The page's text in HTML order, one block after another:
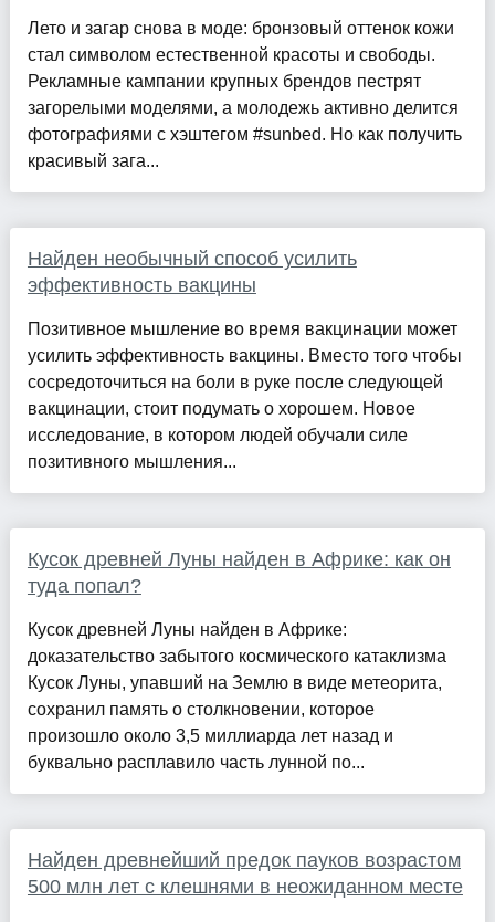
Лето и загар снова в моде: бронзовый оттенок кожи
стал символом естественной красоты и свободы.
Рекламные кампании крупных брендов пестрят
загорелыми моделями, а молодежь активно делится
фотографиями с хэштегом #sunbed. Но как получить
красивый зага...
Найден необычный способ усилить
эффективность вакцины
Позитивное мышление во время вакцинации может
усилить эффективность вакцины. Вместо того чтобы
сосредоточиться на боли в руке после следующей
вакцинации, стоит подумать о хорошем. Новое
исследование, в котором людей обучали силе
позитивного мышления...
Кусок древней Луны найден в Африке: как он
туда попал?
Кусок древней Луны найден в Африке:
доказательство забытого космического катаклизма
Кусок Луны, упавший на Землю в виде метеорита,
сохранил память о столкновении, которое
произошло около 3,5 миллиарда лет назад и
буквально расплавило часть лунной по...
Найден древнейший предок пауков возрастом
500 млн лет с клешнями в неожиданном месте